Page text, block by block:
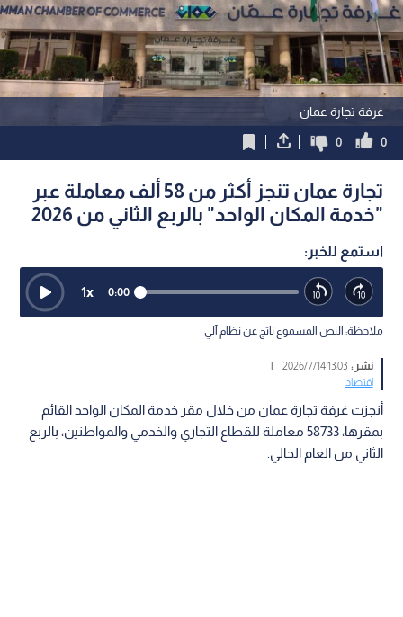
غرفة تجارة عمان
0
0
تجارة عمان تنجز أكثر من 58 ألف معاملة عبر
"خدمة المكان الواحد" بالربع الثاني من 2026
استمع للخبر:
0:00
1x
ملاحظة: النص المسموع ناتج عن نظام آلي
نشر :13:03 2026/7/14
|
اقتصاد
أنجزت غرفة تجارة عمان من خلال مقر خدمة المكان الواحد القائم
بمقرها، 58733 معاملة للقطاع التجاري والخدمي والمواطنين، بالربع
الثاني من العام الحالي.